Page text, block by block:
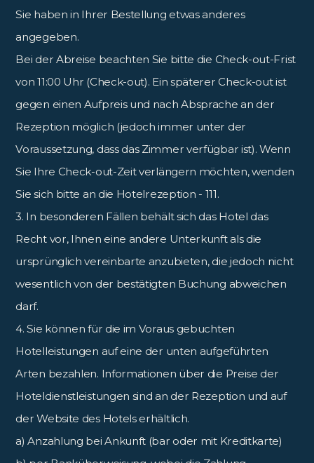
Sie haben in Ihrer Bestellung etwas anderes
angegeben.
Bei der Abreise beachten Sie bitte die Check-out-Frist
von 11:00 Uhr (Check-out). Ein späterer Check-out ist
gegen einen Aufpreis und nach Absprache an der
Rezeption möglich (jedoch immer unter der
Voraussetzung, dass das Zimmer verfügbar ist). Wenn
Sie Ihre Check-out-Zeit verlängern möchten, wenden
Sie sich bitte an die Hotelrezeption - 111.
3. In besonderen Fällen behält sich das Hotel das
Recht vor, Ihnen eine andere Unterkunft als die
ursprünglich vereinbarte anzubieten, die jedoch nicht
wesentlich von der bestätigten Buchung abweichen
darf.
4. Sie können für die im Voraus gebuchten
Hotelleistungen auf eine der unten aufgeführten
Arten bezahlen. Informationen über die Preise der
Hoteldienstleistungen sind an der Rezeption und auf
der Website des Hotels erhältlich.
a) Anzahlung bei Ankunft (bar oder mit Kreditkarte)